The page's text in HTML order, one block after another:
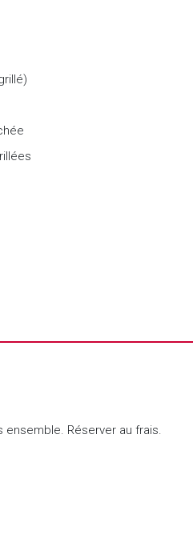
Réserver au frais.